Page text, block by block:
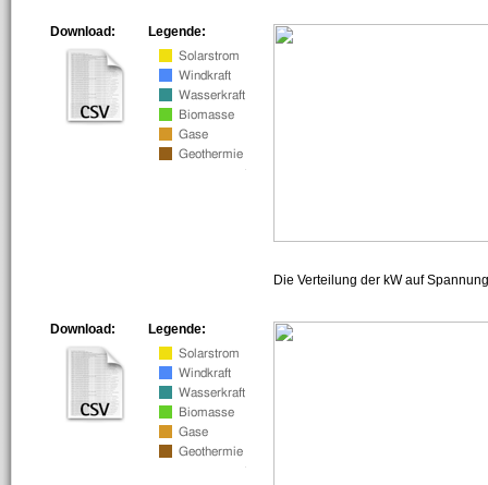
Legende:
Download:
Die Verteilung der kW auf
Legende:
Download: